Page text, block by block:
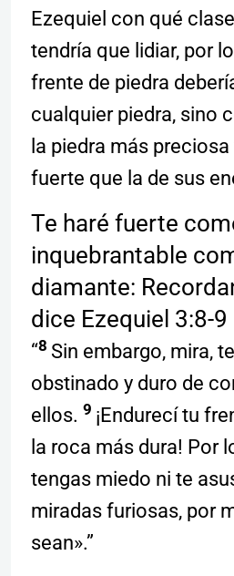
Ezequiel con qué
tendría que lidiar, por
frente de piedra
cualquier piedra, sino
la piedra más
fuerte que la de sus
Te haré fuerte
inquebrantable
diamante:
dice Ezequiel 3:8-9
“8 Sin embargo, mira,
obstinado y duro de
ellos. 9 ¡Endurecí tu
la roca más dura! Por
tengas miedo ni te
miradas furiosas, por
sean».”